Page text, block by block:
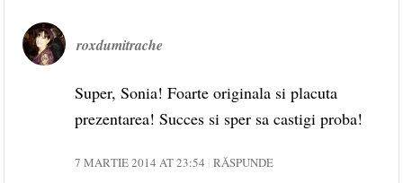
roxdumitrache
Super, Sonia! Foarte originala si placuta
prezentarea! Succes si sper sa castigi proba!
7 MARTIE 2014 AT 23:54 RĂSPUNDE